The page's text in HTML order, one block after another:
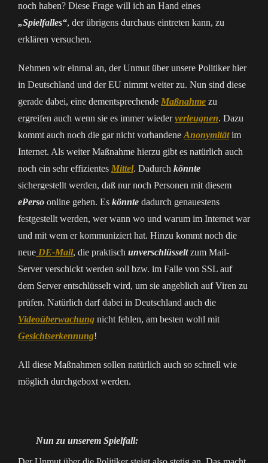
noch haben? Diese Frage will ich an Hand eines
„Spielfalles“, der übrigens durchaus eintreten kann, zu
erklären versuchen.
Nehmen wir einmal an, der Unmut über unsere Politiker hier
in Deutschland und der EU nimmt weiter zu. Nun sind diese
gerade dabei, eine dementsprechende Maßnahme zu
ergreifen auch wenn sie es immer wiederverleugnen. Dazu
kommt auch noch die gar nicht vorhandene Anonymitätim
Internet. Als weiter Maßnahme hierzu gibt es natürlich auch
noch ein sehr effizientes Mittel. Dadurch könnte
sichergestellt werden, daß nur noch Personen mit diesem
ePerso online gehen. Es könnte dadurch genauestens
festgestellt werden, wer wann wo und warum im Internet war
und mit wem er kommuniziert hat. Hinzu kommt noch die
neue DE-Mail, die praktisch unverschlüsseltzum Mail-
Server verschickt werden soll bzw. im Falle von SSL auf
dem Server entschlüsselt wird, um sie angeblich auf Viren zu
prüfen. Natürlich darf dabei in Deutschland auch die
Videoüberwachung nicht fehlen, am besten wohl mit
Gesichtserkennung!
All diese Maßnahmen sollen natürlich auch so schnell wie
möglich durchgeboxt werden.
Nun zu unserem Spielfall: